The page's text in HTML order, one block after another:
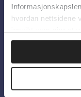
hvordan nettsidene
Om
Personvern og
Information in
Bilder fra